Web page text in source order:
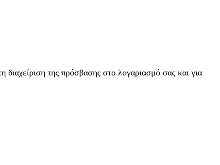
της πρόσβασης στο λογαριασμό σας και για